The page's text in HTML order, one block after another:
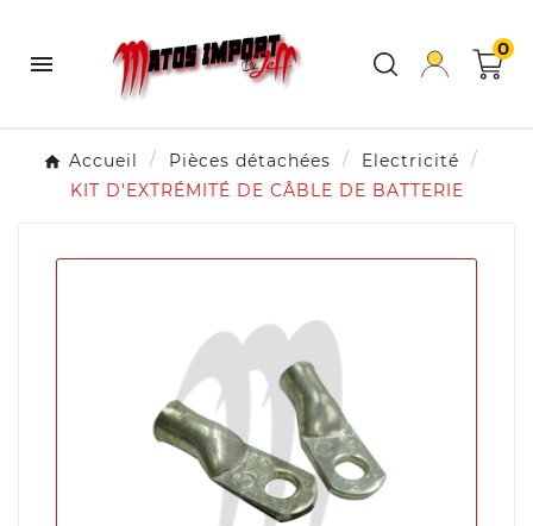

0
Accueil Pièces détachées
Electricité
KIT D'EXTRÉMITÉ DE CÂBLE DE BATTERIE